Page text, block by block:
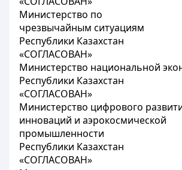
Министерство по
чрезвычайным ситуациям
Республики Казахстан
«СОГЛАСОВАН»
Министерство национальной
Республики Казахстан
«СОГЛАСОВАН»
Министерство цифрового
инноваций и аэрокосмической
промышленности
Республики Казахстан
«СОГЛАСОВАН»